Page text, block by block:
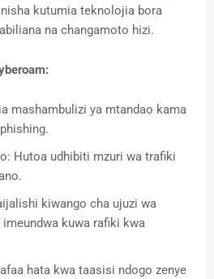
kutumia teknolojia bora
na changamoto hizi.
mashambulizi ya mtandao kama
Hutoa udhibiti mzuri wa trafiki
kiwango cha ujuzi wa
kuwa rafiki kwa
hata kwa taasisi ndogo zenye